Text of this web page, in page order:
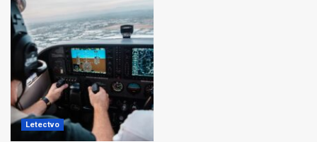
Letectvo